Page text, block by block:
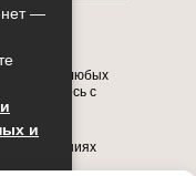
Контакты
в
любых
с
заболеваниях
нет —
и